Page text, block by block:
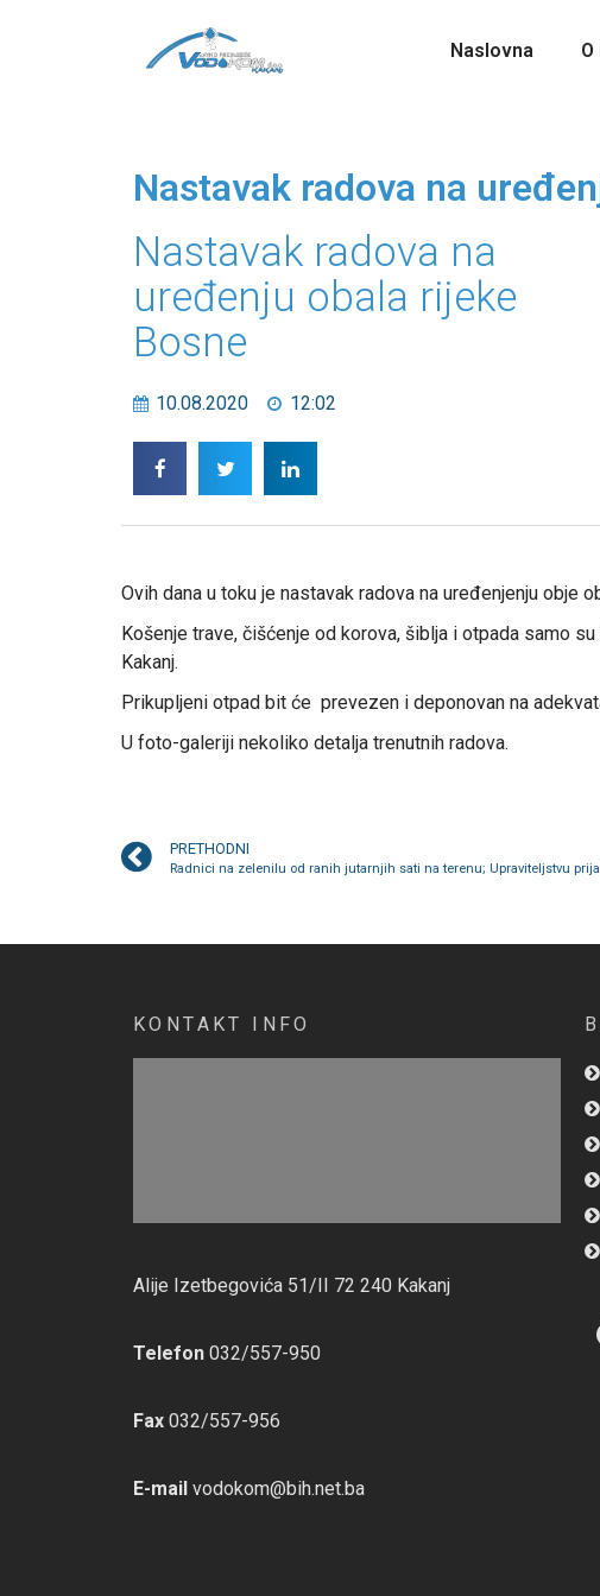
Naslovna
Nastavak radova na
Nastavak radova na
uređenju obala rijeke
Bosne
10.08.2020 12:02
Ovih dana u toku je nastavak radova na uređenjenju
Košenje trave, čišćenje od korova, šiblja i otpada samo
Kakanj.
Prikupljeni otpad bit će prevezen i deponovan na
U foto-galeriji nekoliko detalja trenutnih radova.
PRETHODNI
KONTAKT INFO
Alije Izetbegovića 51/II 72 240 Kakanj
Telefon 032/557-950
Fax 032/557-956
E-mail vodokom@bih.net.ba